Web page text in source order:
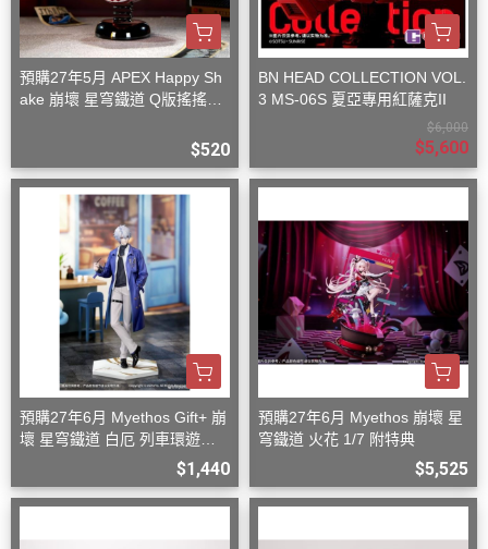
預購27年5月 APEX Happy Sh
ake 崩壞 星穹鐵道 Q版搖搖樂
$520
BN HEAD COLLECTION VOL.
3 MS-06S 夏亞專用紅薩克II
$6,000
$5,600
預購27年6月 Myethos Gift+ 崩
壞 星穹鐵道 白厄 列車環遊記V
$1,440
預購27年6月 Myethos 崩壞 星
穹鐵道 火花 1/7 附特典
$5,525